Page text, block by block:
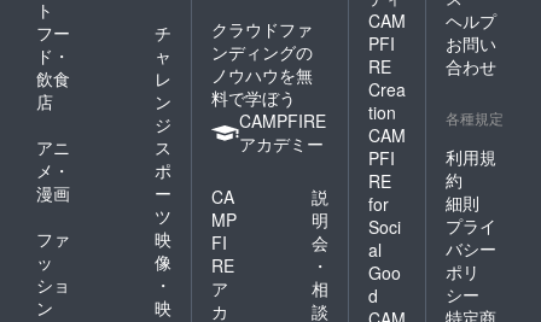
ト
フー
ド・
飲食
店
チ
ャ
レ
ン
ジ
アニ
メ・
漫画
ス
ポ
ー
ツ
ファ
ッ
ショ
ン
映
像
・
映
クラウドファ
ンディングの
ノウハウを無
料で学ぼう
CAMPFIRE
アカデミー
CA
MP
FI
RE
ア
カ
説
明
会
・
相
談
CAM
PFI
RE
Crea
tion
CAM
PFI
RE
for
Soci
al
Goo
d
ヘルプ
お問い
合わせ
各種規定
利用規
約
細則
プライ
バシー
ポリ
シー
特定商